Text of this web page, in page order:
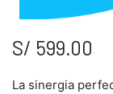
S/ 599.00
La sinergia